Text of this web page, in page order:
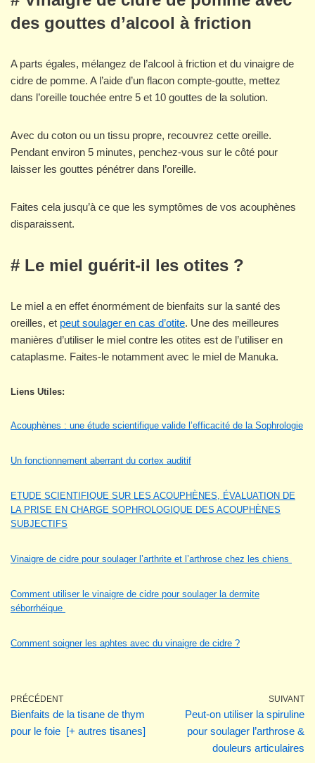
des gouttes d’alcool à friction
A parts égales, mélangez de l’alcool à friction et du vinaigre de
cidre de pomme. A l’aide d’un flacon compte-goutte, mettez
dans l’oreille touchée entre 5 et 10 gouttes de la solution.
Avec du coton ou un tissu propre, recouvrez cette oreille.
Pendant environ 5 minutes, penchez-vous sur le côté pour
laisser les gouttes pénétrer dans l’oreille.
Faites cela jusqu’à ce que les symptômes de vos acouphènes
disparaissent.
# Le miel guérit-il les otites ?
Le miel a en effet énormément de bienfaits sur la santé des
oreilles, et peut soulager en cas d’otite. Une des meilleures
manières d’utiliser le miel contre les otites est de l’utiliser en
cataplasme. Faites-le notamment avec le miel de Manuka.
Liens Utiles:
Acouphènes : une étude scientifique valide l’efficacité de la Sophrologie
Un fonctionnement aberrant du cortex auditif
ETUDE SCIENTIFIQUE SUR LES ACOUPHÈNES, ÉVALUATION DE
LA PRISE EN CHARGE SOPHROLOGIQUE DES ACOUPHÈNES
SUBJECTIFS
Vinaigre de cidre pour soulager l’arthrite et l’arthrose chez les chiens
Comment utiliser le vinaigre de cidre pour soulager la dermite
séborrhéique
Comment soigner les aphtes avec du vinaigre de cidre ?
PRÉCÉDENT
Bienfaits de la tisane de thym
pour le foie [+ autres tisanes]
SUIVANT
Peut-on utiliser la spiruline
pour soulager l’arthrose &
douleurs articulaires